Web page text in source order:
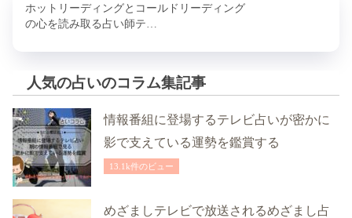
ホットリーディングとコールドリーディング
の心を読み取る占い師テ…
人気の占いのコラム集記事
情報番組に登場するテレビ占いが密かに
影で支えている運勢を鑑賞する
13.1k件のビュー
めざましテレビで放送されるめざまし占